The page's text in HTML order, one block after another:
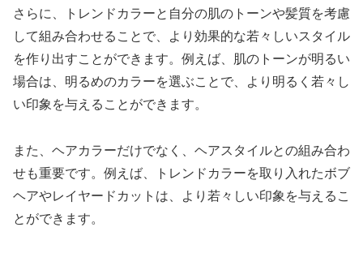
さらに、トレンドカラーと自分の肌のトーンや髪質を考慮
して組み合わせることで、より効果的な若々しいスタイル
を作り出すことができます。例えば、肌のトーンが明るい
場合は、明るめのカラーを選ぶことで、より明るく若々し
い印象を与えることができます。
また、ヘアカラーだけでなく、ヘアスタイルとの組み合わ
せも重要です。例えば、トレンドカラーを取り入れたボブ
ヘアやレイヤードカットは、より若々しい印象を与えるこ
とができます。